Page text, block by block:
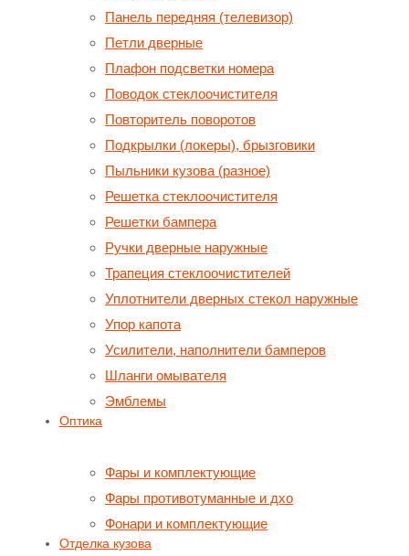
Панель передняя (телевизор)
Петли дверные
Плафон подсветки номера
Поводок стеклоочистителя
Повторитель поворотов
Подкрылки (локеры), брызговики
Пыльники кузова (разное)
Решетка стеклоочистителя
Решетки бампера
Ручки дверные наружные
Трапеция стеклоочистителей
Уплотнители дверных стекол наружные
Упор капота
Усилители, наполнители бамперов
Шланги омывателя
Эмблемы
Оптика
Фары и комплектующие
Фары противотуманные и дхо
Фонари и комплектующие
Отделка кузова